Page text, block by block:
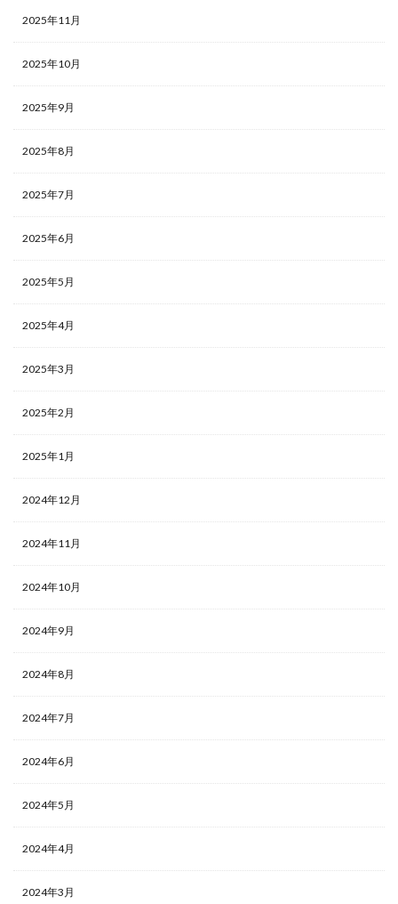
2025年11月
2025年10月
2025年9月
2025年8月
2025年7月
2025年6月
2025年5月
2025年4月
2025年3月
2025年2月
2025年1月
2024年12月
2024年11月
2024年10月
2024年9月
2024年8月
2024年7月
2024年6月
2024年5月
2024年4月
2024年3月